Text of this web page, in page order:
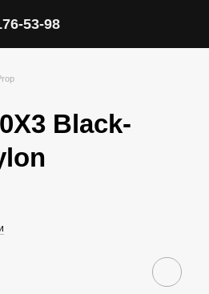
53-98
Black-